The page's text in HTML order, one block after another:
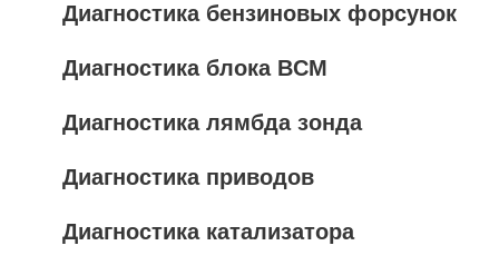
Диагностика бензиновых форсунок
Диагностика блока BCM
Диагностика лямбда зонда
Диагностика приводов
Диагностика катализатора